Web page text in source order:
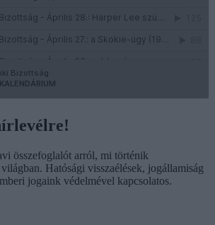
összefoglalót arról, mi történik
Hatósági visszaélések, jogállamiság
jogaink védelmével kapcsolatos.